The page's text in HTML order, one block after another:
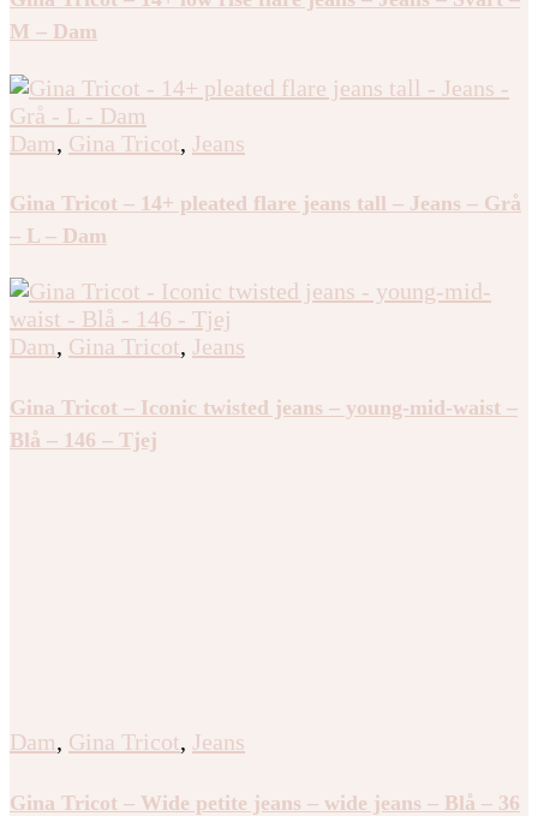
M – Dam
Dam, Gina Tricot, Jeans
Gina Tricot – 14+ pleated flare jeans tall – Jeans – Grå
– L – Dam
Dam, Gina Tricot, Jeans
Gina Tricot – Iconic twisted jeans – young-mid-waist –
Blå – 146 – Tjej
Dam, Gina Tricot, Jeans
Gina Tricot – Wide petite jeans – wide jeans – Blå – 36